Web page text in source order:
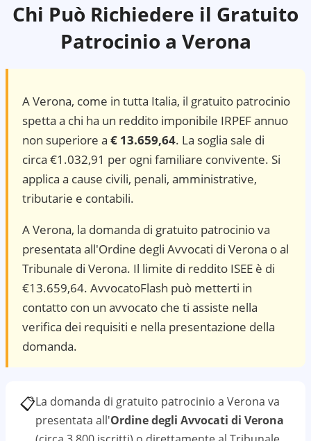
Chi Può Richiedere il Gratuito
Patrocinio a Verona
AVerona, come in tutta Italia, il gratuito patrocinio
spetta a chi ha un reddito imponibile IRPEF annuo
non superiore a € 13.659,64. La soglia sale di
circa €1.032,91 per ogni familiare convivente. Si
applica a cause civili, penali, amministrative,
tributarie e contabili.
A Verona, la domanda di gratuito patrocinio va
presentata all'Ordine degli Avvocati di Verona o al
Tribunale di Verona. Il limite di reddito ISEE è di
€13.659,64. AvvocatoFlash può metterti in
contatto con un avvocato che ti assiste nella
verifica dei requisiti e nella presentazione della
domanda.
📋La domanda di gratuito patrocinio a Verona va
presentata all'Ordine degli Avvocati di Verona